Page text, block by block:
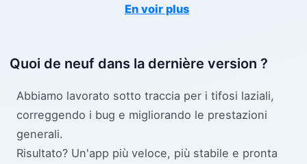
En voir plus
Quoi de neuf dans la dernière version ?
Abbiamo lavorato sotto traccia per i tifosi laziali,
correggendo i bug e migliorando le prestazioni
generali.
Risultato? Un'app più veloce, più stabile e pronta